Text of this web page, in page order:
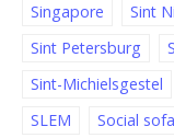
Singapore
Sint
Sint Petersburg
Sint-Michielsgestel
SLEM
Social sofa